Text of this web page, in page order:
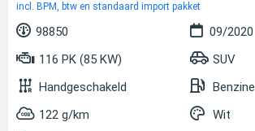
incl. BPM, btw en standaard import pakket
98850
09/2020
116 PK (85 KW)
SUV
Handgeschakeld
Benzine
122 g/km
Wit